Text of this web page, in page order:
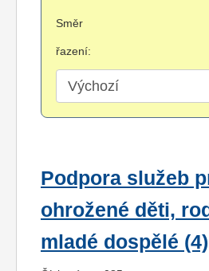
Směr
řazení:
Podpora služeb
ohrožené děti,
mladé dospělé (4)